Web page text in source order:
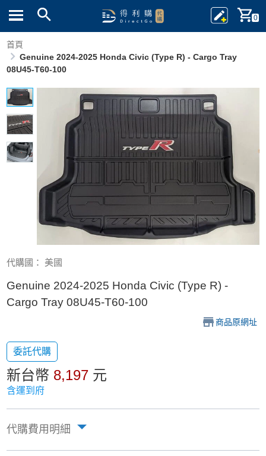
0
首頁
Genuine 2024-2025 Honda Civic (Type R) - Cargo Tray
08U45-T60-100
代購國： 美國
Genuine 2024-2025 Honda Civic (Type R) -
Cargo Tray 08U45-T60-100
商品原網址
委託代購
新台幣 8,197 元
含運到府
代購費用明細